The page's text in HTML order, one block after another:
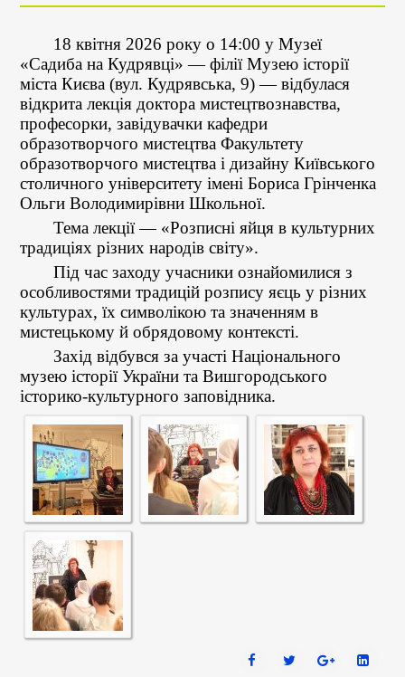
18 квітня 2026 року о 14:00 у Музеї
«Садиба на Кудрявці» — філії Музею історії
міста Києва (вул. Кудрявська, 9) — відбулася
відкрита лекція доктора мистецтвознавства,
професорки, завідувачки кафедри
образотворчого мистецтва Факультету
образотворчого мистецтва і дизайну Київського
столичного університету імені Бориса Грінченка
Ольги Володимирівни Школьної.
Тема лекції — «Розписні яйця в культурних
традиціях різних народів світу».
Під час заходу учасники ознайомилися з
особливостями традицій розпису яєць у різних
культурах, їх символікою та значенням в
мистецькому й обрядовому контексті.
Захід відбувся за участі Національного
музею історії України та Вишгородського
історико-культурного заповідника.